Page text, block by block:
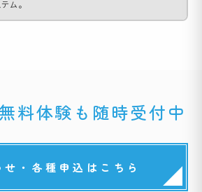
ム。
料体験も随時受付中
せ・各種申込はこちら